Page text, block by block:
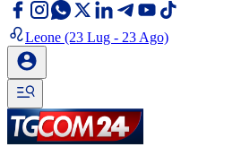
Leone (23 Lug - 23 Ago)